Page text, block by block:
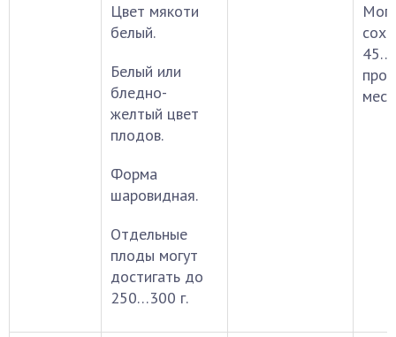
Цвет мякоти
белый.
Белый или
бледно-
желтый цвет
плодов.
Форма
шаровидная.
Отдельные
плоды могут
достигать до
250…300 г.